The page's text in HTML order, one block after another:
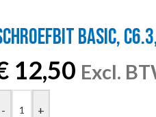
BASIC,
12,50 Excl.
- +